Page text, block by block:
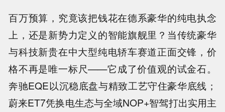
百万预算，究竟该把钱花在德系豪华的纯电执念
上，还是新势力定义的智能旗舰里？当传统豪华
与科技新贵在中大型纯电轿车赛道正面交锋，价
格不再是唯一标尺——它成了价值观的试金石。
奔驰EQE以沉稳底盘与精致工艺守住豪华底线；
蔚来ET7凭换电生态与全域NOP+智驾打出实用主